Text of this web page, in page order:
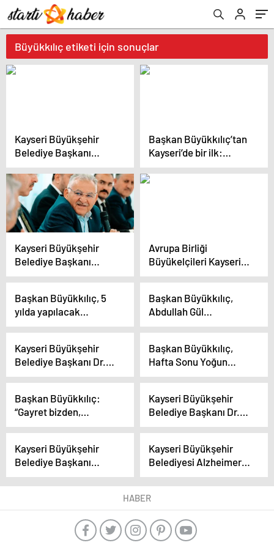
Büyükkılıç etiketi için sonuçlar
Kayseri Büyükşehir
Belediye Başkanı
Kamu-Sen ile Buluştu
Başkan Büyükkılıç’tan
Kayseri’de bir ilk:
Kuaför Güzellik Fuarı
Kayseri Büyükşehir
Belediye Başkanı
Sanayicilerle Buluştu
Avrupa Birliği
Büyükelçileri Kayseri’yi
Ziyaret Etti
Başkan Büyükkılıç, 5
yılda yapılacak
projeleri anlattı
Başkan Büyükkılıç,
Abdullah Gül
Üniversitesi’nde
anlattı
Kayseri Büyükşehir
Belediye Başkanı Dr.
Memduh Büyükkılıç,
Meclis Toplantısı’na
Katıldı
Başkan Büyükkılıç,
Hafta Sonu Yoğun
Mesai Geçirdi
Başkan Büyükkılıç:
“Gayret bizden,
çalışmak bizden,
bizden”
Kayseri Büyükşehir
Belediye Başkanı Dr.
Memduh Büyükkılıç,
Başkanlığı İç Anadolu
Bölge Toplantısı’na
katıldı
Kayseri Büyükşehir
Belediye Başkanı
Yozgatlı Vatandaşlarla
Buluştu
Kayseri Büyükşehir
Belediyesi Alzheimer
Merkezi’ni Hayata
Geçiriyor
HABER